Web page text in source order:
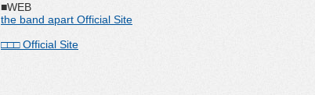
■WEB
the band apart Official Site
□□□ Official Site